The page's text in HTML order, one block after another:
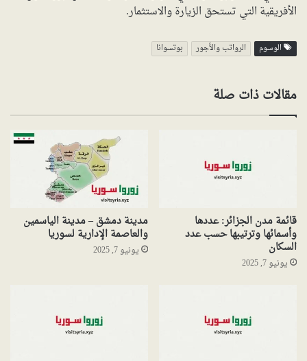
الأفريقية التي تستحق الزيارة والاستثمار.
الوسوم الرواتب والأجور بوتسوانا
مقالات ذات صلة
قائمة مدن الجزائر: عددها
وأسمائها وترتيبها حسب عدد
السكان
يونيو 7, 2025
مدينة دمشق – مدينة الياسمين
والعاصمة الإدارية لسوريا
يونيو 7, 2025